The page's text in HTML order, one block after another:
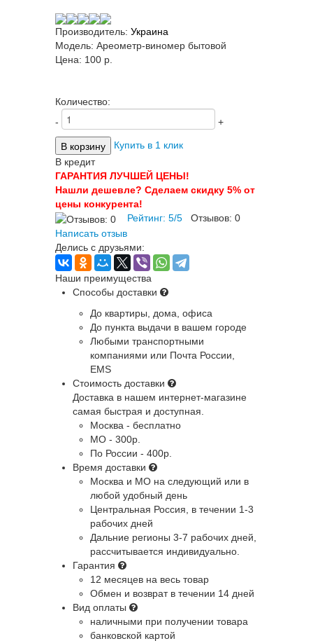
Производитель: Украина
Модель: Ареометр-виномер бытовой
Цена: 100 p.
Количество:
-
+
Купить в 1 клик
В кредит
ГАРАНТИЯ ЛУЧШЕЙ ЦЕНЫ!
Нашли дешевле? Сделаем скидку 5% от
цены конкурента!
Рейтинг: 5/5 Отзывов: 0
Написать отзыв
Делись с друзьями:
Наши преимущества
Способы доставки
До квартиры, дома, офиса
До пункта выдачи в вашем городе
Любыми транспортными
компаниями или Почта России,
EMS
Стоимость доставки
Доставка в нашем интернет-магазине
самая быстрая и доступная.
Москва - бесплатно
МО - 300р.
По России - 400р.
Время доставки
Москва и МО на следующий или в
любой удобный день
Центральная Россия , в течении 1-3
рабочих дней
Дальние регионы 3-7 рабочих дней,
рассчитывается индивидуально.
Гарантия
12 месяцев на весь товар
Обмен и возврат в течении 14 дней
Вид оплаты
наличными при получении товара
банковской картой